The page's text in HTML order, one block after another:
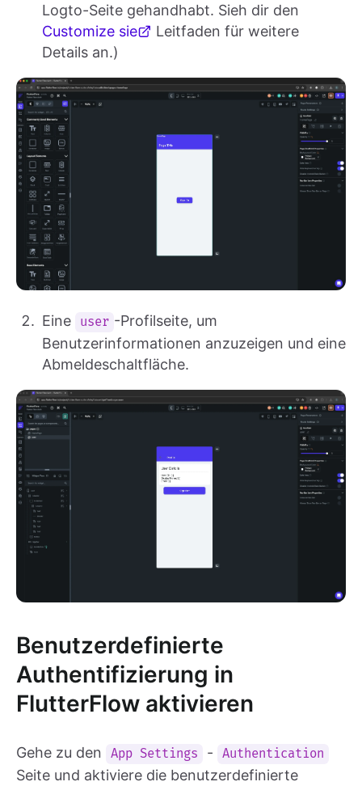
Logto-Seite gehandhabt. Sieh dir den
Customize sie
Leitfaden für weitere
Details an.)
Eine user -Profilseite, um
Benutzerinformationen anzuzeigen und eine
Abmeldeschaltfläche.
Benutzerdefinierte
Authentifizierung in
FlutterFlow aktivieren
Gehe zu den App Settings - Authentication
Seite und aktiviere die benutzerdefinierte